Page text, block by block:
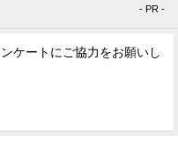
- PR -
ケートにご協力をお願いし